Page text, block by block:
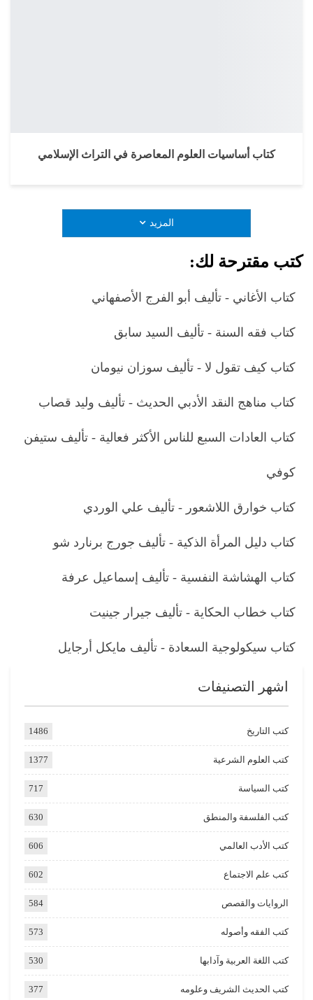
كتاب أساسيات العلوم المعاصرة في التراث الإسلامي
المزيد
كتب مقترحة لك:
كتاب الأغاني - تأليف أبو الفرج الأصفهاني
كتاب فقه السنة - تأليف السيد سابق
كتاب كيف تقول لا - تأليف سوزان نيومان
كتاب مناهج النقد الأدبي الحديث - تأليف وليد قصاب
كتاب العادات السبع للناس الأكثر فعالية - تأليف ستيفن
كوفي
كتاب خوارق اللاشعور - تأليف علي الوردي
كتاب دليل المرأة الذكية - تأليف جورج برنارد شو
كتاب الهشاشة النفسية - تأليف إسماعيل عرفة
كتاب خطاب الحكاية - تأليف جيرار جينيت
كتاب سيكولوجية السعادة - تأليف مايكل أرجايل
اشهر التصنيفات
كتب التاريخ 1486
كتب العلوم الشرعية 1377
كتب السياسة 717
كتب الفلسفة والمنطق 630
كتب الأدب العالمي 606
كتب علم الاجتماع 602
الروايات والقصص 584
كتب الفقه وأصوله 573
كتب اللغة العربية وآدابها 530
كتب الحديث الشريف وعلومه 377